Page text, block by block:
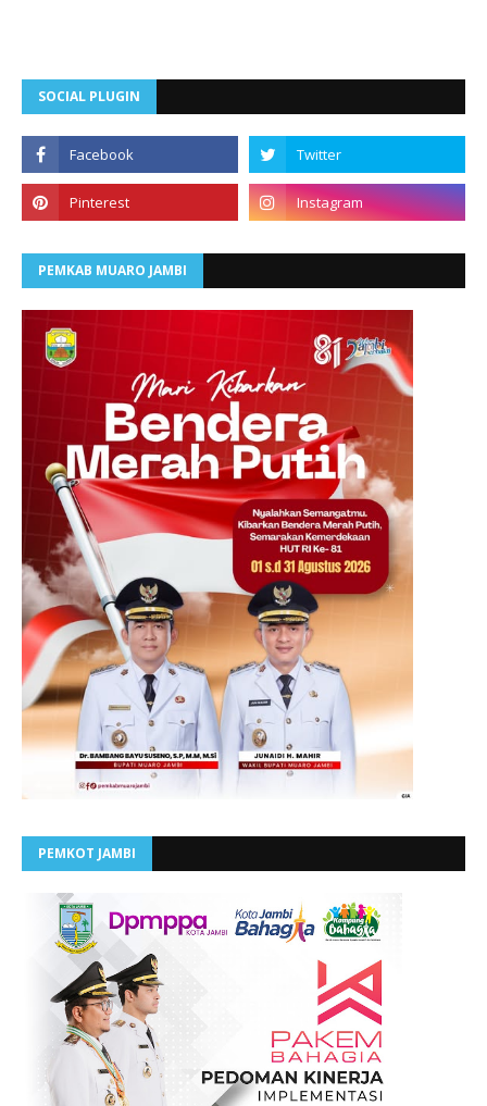
SOCIAL PLUGIN
PEMKAB MUARO JAMBI
PEMKOT JAMBI